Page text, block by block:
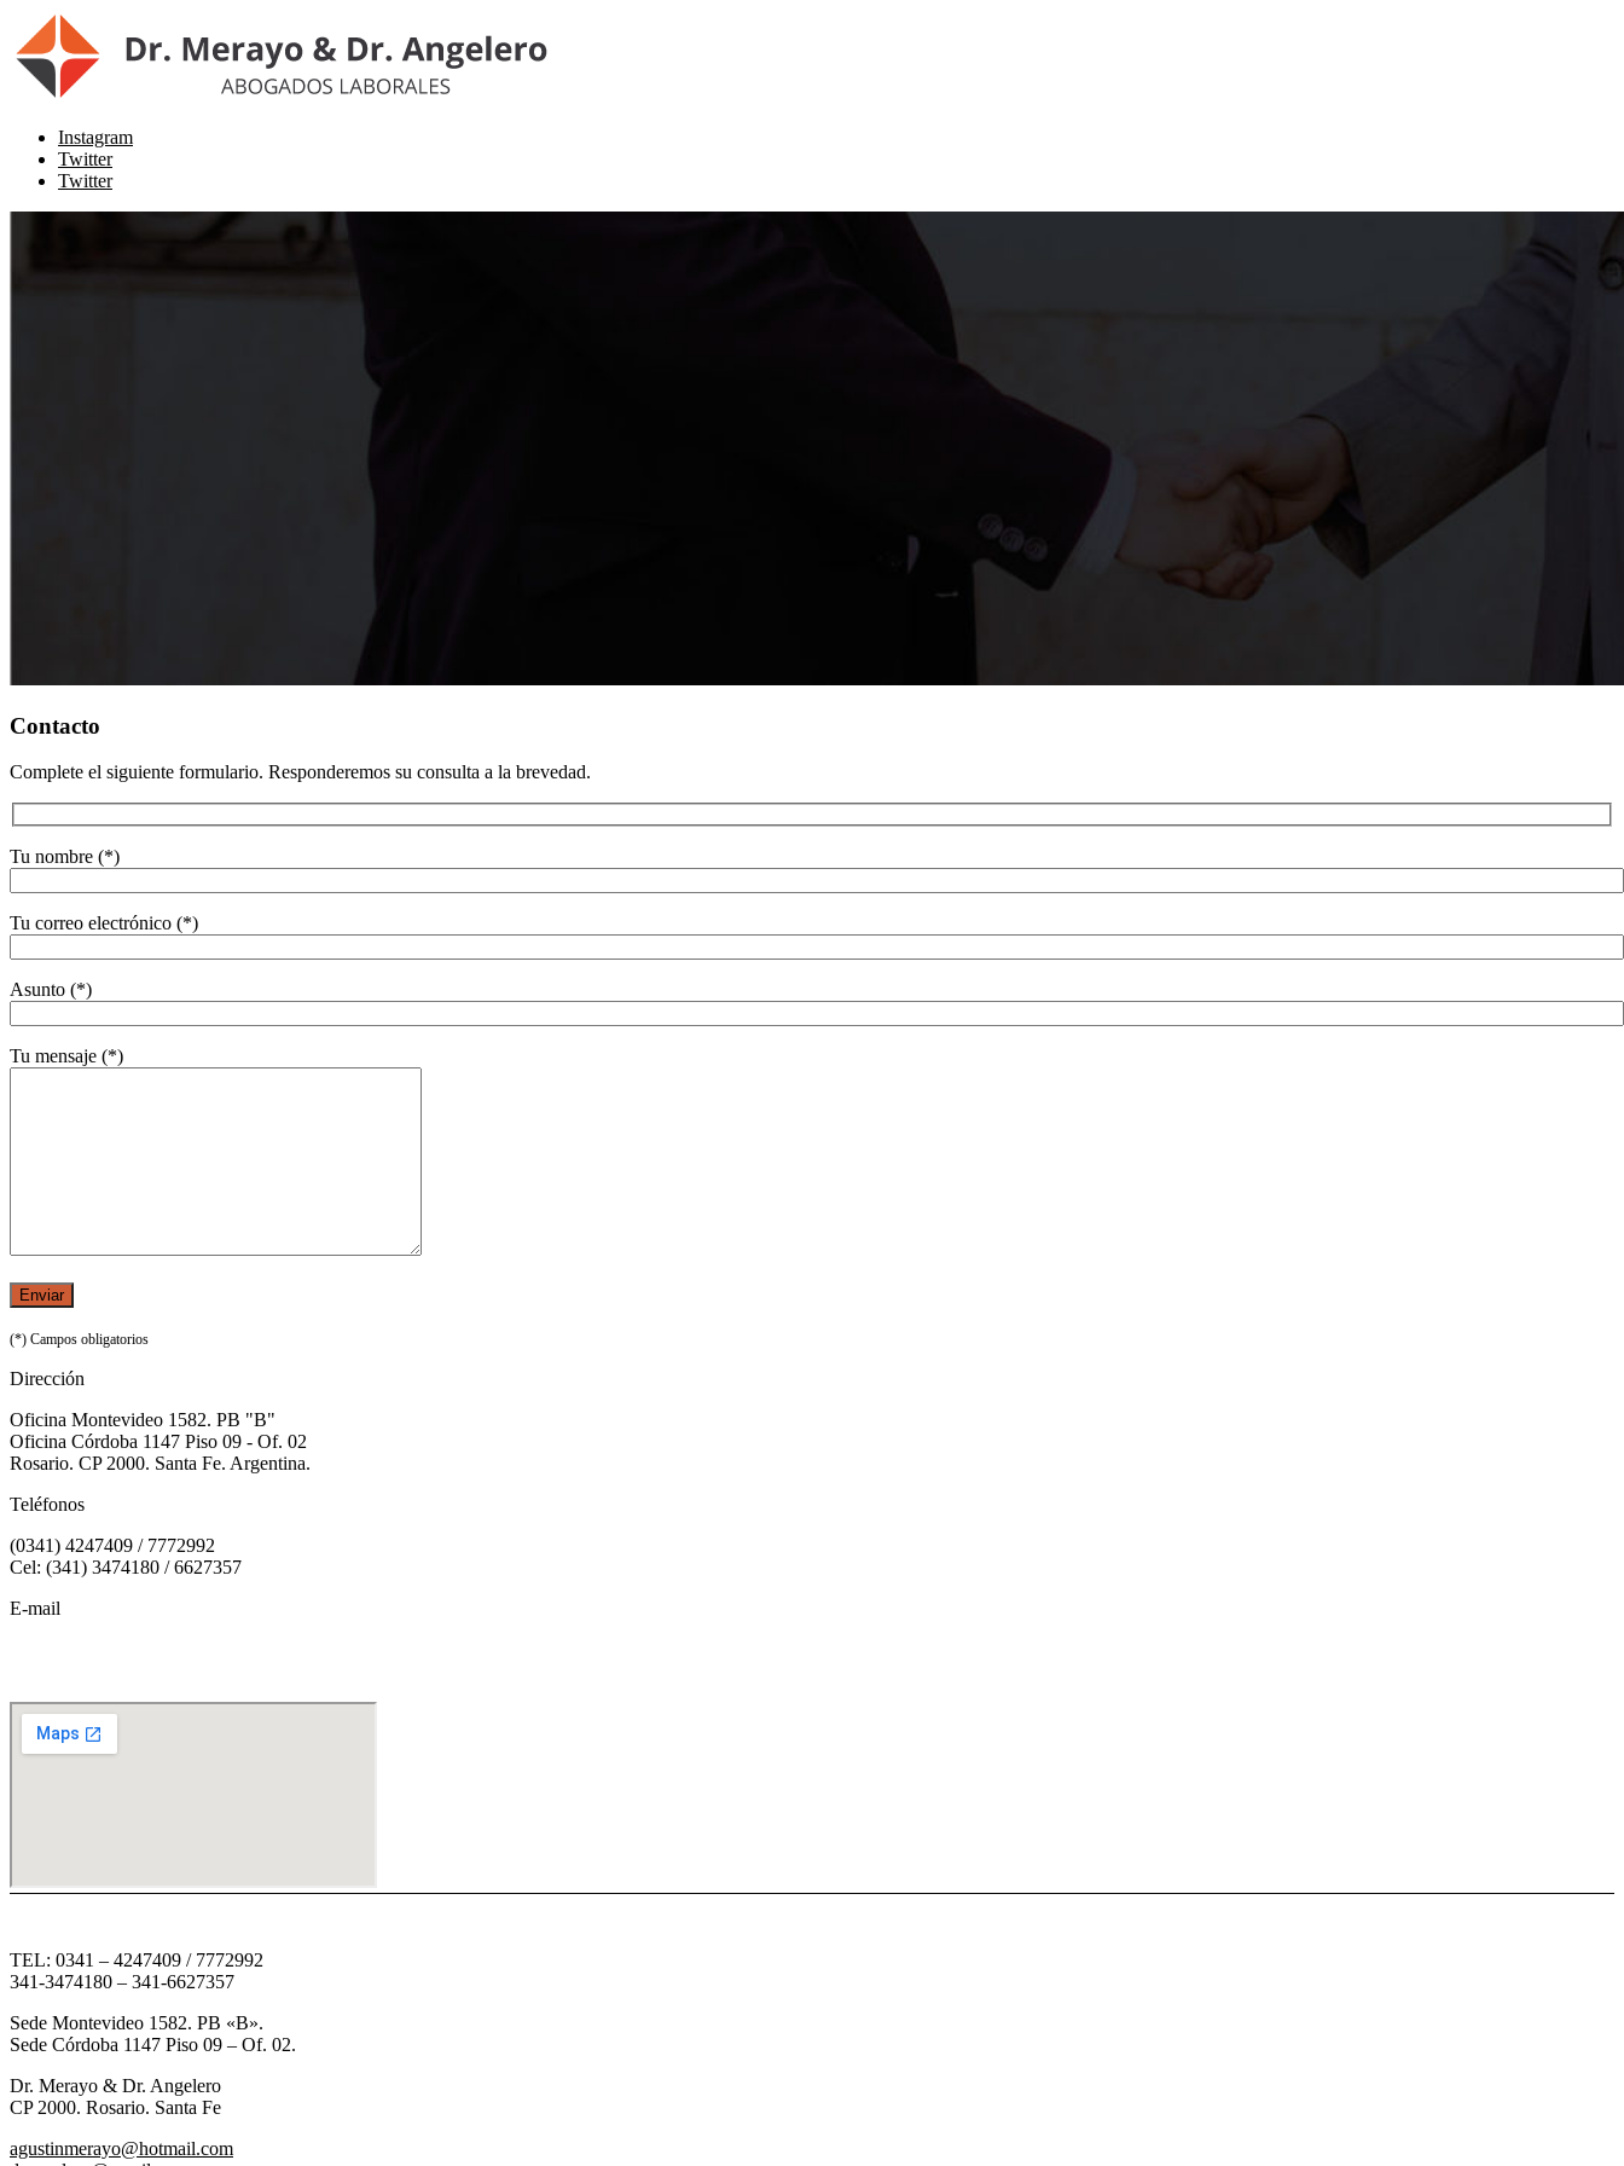
Instagram
Twitter
Twitter
Contacto
Complete el siguiente formulario. Responderemos su consulta a la brevedad.
Tu nombre (*)
Tu correo electrónico (*)
Asunto (*)
Tu mensaje (*)
(*) Campos obligatorios
Dirección
Oficina Montevideo 1582. PB "B"
Oficina Córdoba 1147 Piso 09 - Of. 02
Rosario. CP 2000. Santa Fe. Argentina.
Teléfonos
(0341) 4247409 / 7772992
Cel: (341) 3474180 / 6627357
E-mail
TEL: 0341 – 4247409 / 7772992
341-3474180 – 341-6627357
Sede Montevideo 1582. PB «B».
Sede Córdoba 1147 Piso 09 – Of. 02.
Dr. Merayo & Dr. Angelero
CP 2000. Rosario. Santa Fe
agustinmerayo@hotmail.com